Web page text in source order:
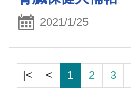
2021/1/25
|< < 1 2 3